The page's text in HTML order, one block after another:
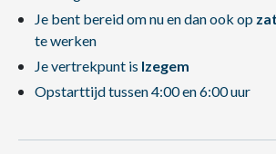
Je bent bereid om nu en dan ook op
te werken
Je vertrekpunt is Izegem
Opstarttijd tussen 4:00 en 6:00 uur